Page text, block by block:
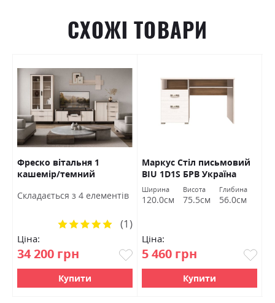
СХОЖІ ТОВАРИ
Фреско вітальня 1
кашемір/темний
Cкладається з 4 елементів
Ціна:
34 200 грн
Рейтинг:
(1)
Купити
Маркус Стіл письмовий
BIU 1D1S БРВ Україна
Ширина
120.0см
Висота
75.5см
Глибина
56.0см
Ціна:
5 460 грн
Купити